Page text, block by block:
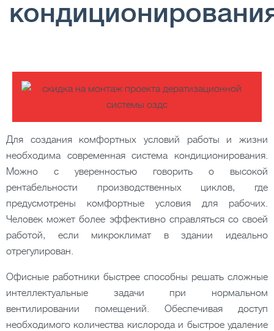
Для создания комфортных условий работы и жизни
необходима современная система кондиционирования.
Можно с уверенностью говорить о высокой
рентабельности производственных циклов, где
предусмотрены комфортные условия для рабочих.
Человек может более эффективно справляться со своей
работой, если микроклимат в здании идеально
отрегулирован.
Офисные работники быстрее способны решать сложные
интеллектуальные задачи при нормальном
вентилировании помещений. Обеспечивая доступ
необходимого количества кислорода и быстрое удаление